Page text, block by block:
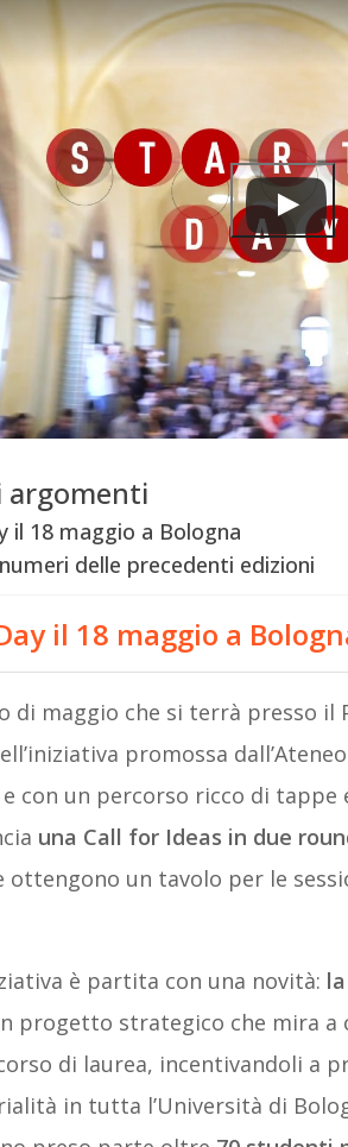
argomenti
il 18 maggio a Bologna
delle precedenti edizioni
il 18 maggio a
di maggio che si terrà presso il
promossa
con un percorso ricco di tappe
una Call for Ideas in due
ottengono un tavolo per le
è partita con una novità:
progetto strategico che mira
di laurea, incentivandoli a
in tutta l’Università di